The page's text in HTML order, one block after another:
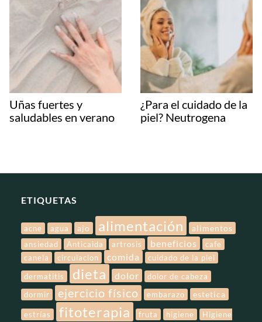
Uñas fuertes y
saludables en verano
¿Para el cuidado de la
piel? Neutrogena
ETIQUETAS
acne agua ajo alimentación alimentos
ansiedad Anticaida artrosis beneficios
cafe
canela
circulacion comida
cuidado de la piel
dermatitis
dieta dolor
dolor de cabeza
dormir
ejercicio físico embarazo estetica
estrías fitoterapia fruta higiene Higiene